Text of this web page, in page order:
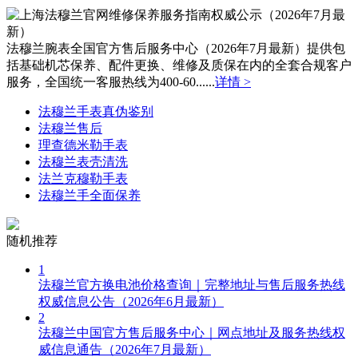
广西壮族自治区钦州市钦南区金海湾东大街法穆兰售后服务中心（需提前预约）
广西壮族自治区梧州市万秀区龙湖镇高旺路法穆兰售后服务中心（需提前预约）
广西壮族自治区玉林市玉州区金玉路法穆兰售后服务中心（需提前预约）
海南省儋州市儋州市那大镇兰洋北路法穆兰售后服务中心（需提前预约）
香港特别行政区金钟区中西区金钟道法穆兰售后服务中心（需提前预约）
香港特别行政区铜锣湾区湾仔区轩尼诗道法穆兰售后服务中心（需提前预约）
法穆兰腕表全国官方售后服务中心（2026年7月最新）提供包
括基础机芯保养、配件更换、维修及质保在内的全套合规客户
服务，全国统一客服热线为400-60......详情 >
法穆兰手表真伪鉴别
法穆兰售后
理查德米勒手表
法穆兰表壳清洗
法兰克穆勒手表
法穆兰手全面保养
随机推荐
1
法穆兰官方换电池价格查询｜完整地址与售后服务热线
权威信息公告（2026年6月最新）
2
法穆兰中国官方售后服务中心｜网点地址及服务热线权
威信息通告（2026年7月最新）